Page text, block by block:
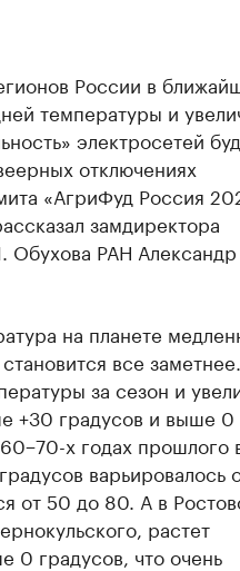
России в
температуры и
электросетей
отключениях
«АгриФуд Россия
замдиректора
Обухова РАН Александр
на планете
все
за сезон и
+30 градусов и выше 0
х годах прошлого
варьировалось
от 50 до 80. А в
растет
0 градусов, что очень